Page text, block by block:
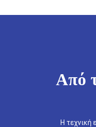
Από
Η τεχνική